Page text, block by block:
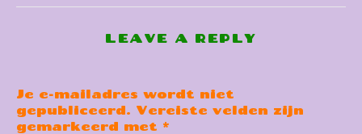
LEAVE A REPLY
Je e-mailadres wordt niet
gepubliceerd. Vereiste velden zijn
gemarkeerd met *